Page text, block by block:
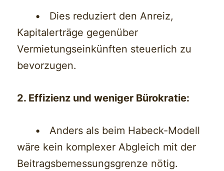
• Dies reduziert den Anreiz,
Kapitalerträge gegenüber
Vermietungseinkünften steuerlich zu
bevorzugen.
2. Effizienz und weniger Bürokratie:
• Anders als beim Habeck-Modell
wäre kein komplexer Abgleich mit der
Beitragsbemessungsgrenze nötig.